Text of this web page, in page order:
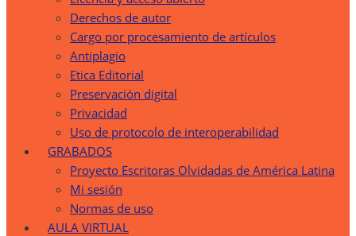
Derechos de autor
Cargo por procesamiento de artículos
Antiplagio
Etica Editorial
Preservación digital
Privacidad
Uso de protocolo de interoperabilidad
GRABADOS
Proyecto Escritoras Olvidadas de América Latina
Mi sesión
Normas de uso
AULA VIRTUAL